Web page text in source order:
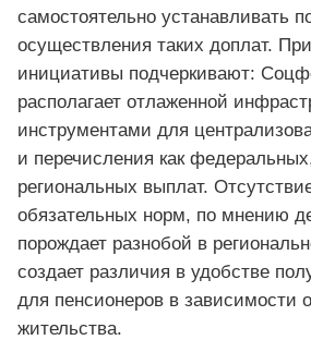
самостоятельно устанавливать
осуществления таких доплат.
инициативы подчеркивают:
располагает отлаженной
инструментами для
и перечисления как
региональных выплат.
обязательных норм, по мнению
порождает разнобой в
создает различия в удобстве
для пенсионеров в зависимости
жительства.